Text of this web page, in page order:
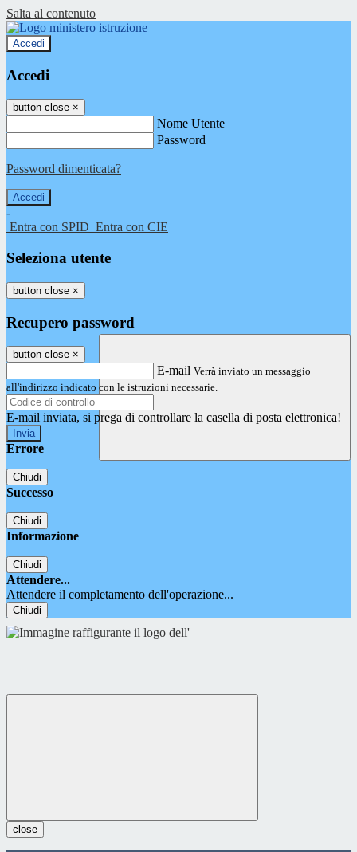
Salta al contenuto
Accedi
Accedi
button close ×
Nome Utente
Password
Password dimenticata?
-
Entra con SPID Entra con CIE
Seleziona utente
button close ×
Recupero password
button close ×
E-mail Verrà inviato un messaggio
all'indirizzo indicato con le istruzioni necessarie.
E-mail inviata, si prega di controllare la casella di posta elettronica!
Errore
Chiudi
Successo
Chiudi
Informazione
Chiudi
Attendere...
Attendere il completamento dell'operazione...
Chiudi
close